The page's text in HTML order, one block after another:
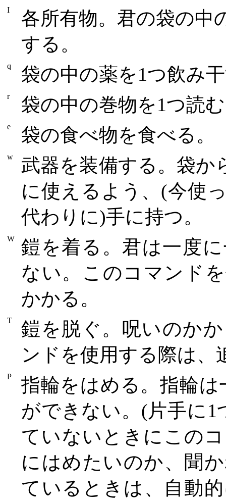
I
各所有物。君の袋の中
する。
q 袋の中の薬を1つ飲み
r 袋の中の巻物を1つ読
e 袋の食べ物を食べる。
w
武器を装備する。袋か
に使えるよう、(今使
代わりに)手に持つ。
W
鎧を着る。君は一度
ない。このコマンド
かかる。
T
鎧を脱ぐ。呪いのか
ンドを使用する際は、
P
指輪をはめる。指輪
ができない。(片手に
ていないときにこの
にはめたいのか、聞
ているときは、自動